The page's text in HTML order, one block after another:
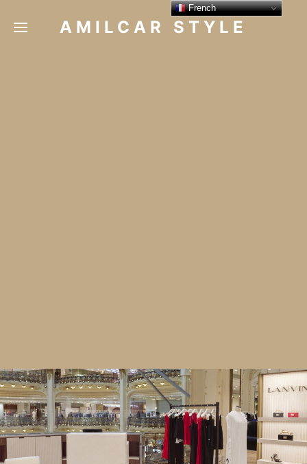
AMILCAR STYLE
French